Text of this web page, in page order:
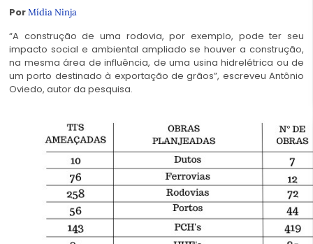
PorMídia Ninja
“A construção de uma rodovia, por exemplo, pode ter seu
impacto social e ambiental ampliado se houver a construção,
na mesma área de influência, de uma usina hidrelétrica ou de
um porto destinado à exportação de grãos”, escreveu Antônio
Oviedo, autor da pesquisa.